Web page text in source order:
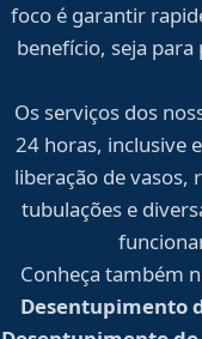
foco é garantir
benefício, seja
Os serviços dos
24 horas, inclusive
liberação de vasos,
tubulações e
Conheça também
Desentupimento